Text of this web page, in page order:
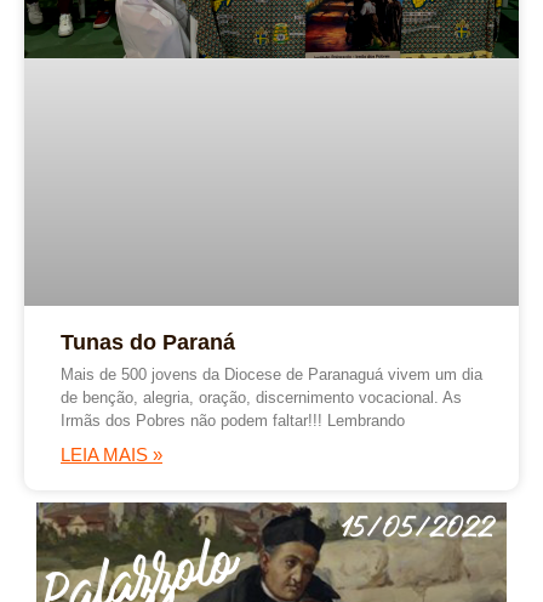
Tunas do Paraná
Mais de 500 jovens da Diocese de Paranaguá vivem um dia
de benção, alegria, oração, discernimento vocacional. As
Irmãs dos Pobres não podem faltar!!! Lembrando
LEIA MAIS »